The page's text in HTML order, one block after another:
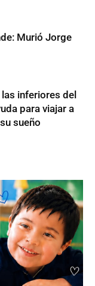
Murió Jorge
inferiores del
para viajar a
sueño